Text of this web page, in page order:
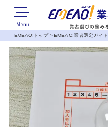
EMEAO!トップ>EMEAO!業者選定ガイド